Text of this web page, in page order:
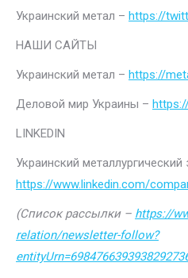
Украинский метал – https://
НАШИ САЙТЫ
Украинский метал – https://
Деловой мир Украины –
LINKEDIN
Украинский металлургический
https://www.linkedin.com/
(Список рассылки – https://
relation/newsletter-follow?